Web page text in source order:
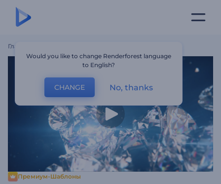
Главная
Премиум-Шаблоны
Would you like to change Renderforest language
to English?
CHANGE No, thanks